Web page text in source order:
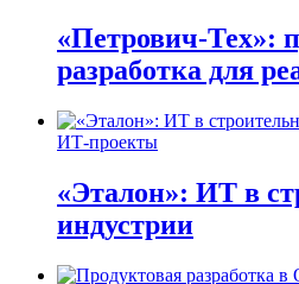
«Петрович-Тех»:
разработка для
ИТ-проекты
«Эталон»: ИТ в
индустрии